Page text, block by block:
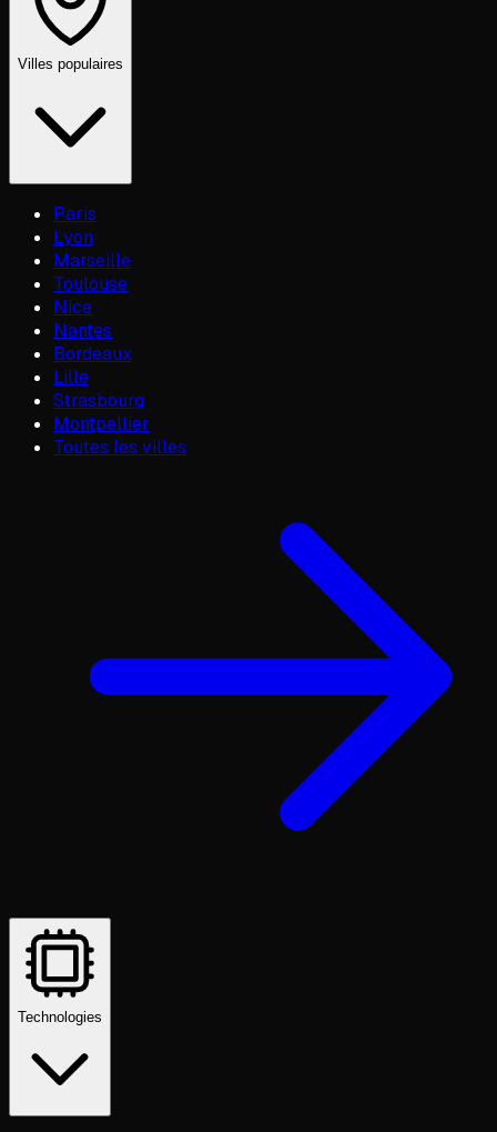
Villes populaires
Paris
Lyon
Marseille
Toulouse
Nice
Nantes
Bordeaux
Lille
Strasbourg
Montpellier
Toutes les villes
Technologies